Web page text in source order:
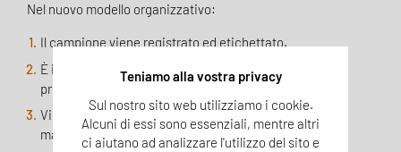
Nel nuovo modello organizzativo:
Il campione viene registrato ed etichettato.
È immeditamente reso disponibile al reparto
preparazione.
Viene gestito secondo priorità condivise (urgenza,
matrice, ambito analitico).
Teniamo alla vostra privacy
Sul nostro sito web utilizziamo i cookie.
Alcuni di essi sono essenziali, mentre altri
ci aiutano ad analizzare l'utilizzo del sito e